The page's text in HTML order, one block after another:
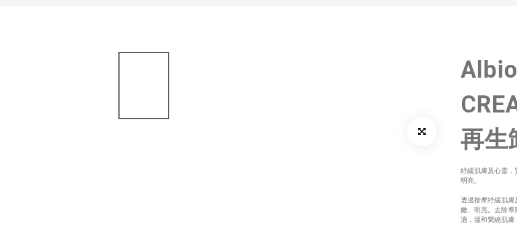
再生
紓緩肌膚及心靈，
明亮。
透過按摩紓緩肌膚
嫩、明亮。去除導
適，溫和縈繞肌膚